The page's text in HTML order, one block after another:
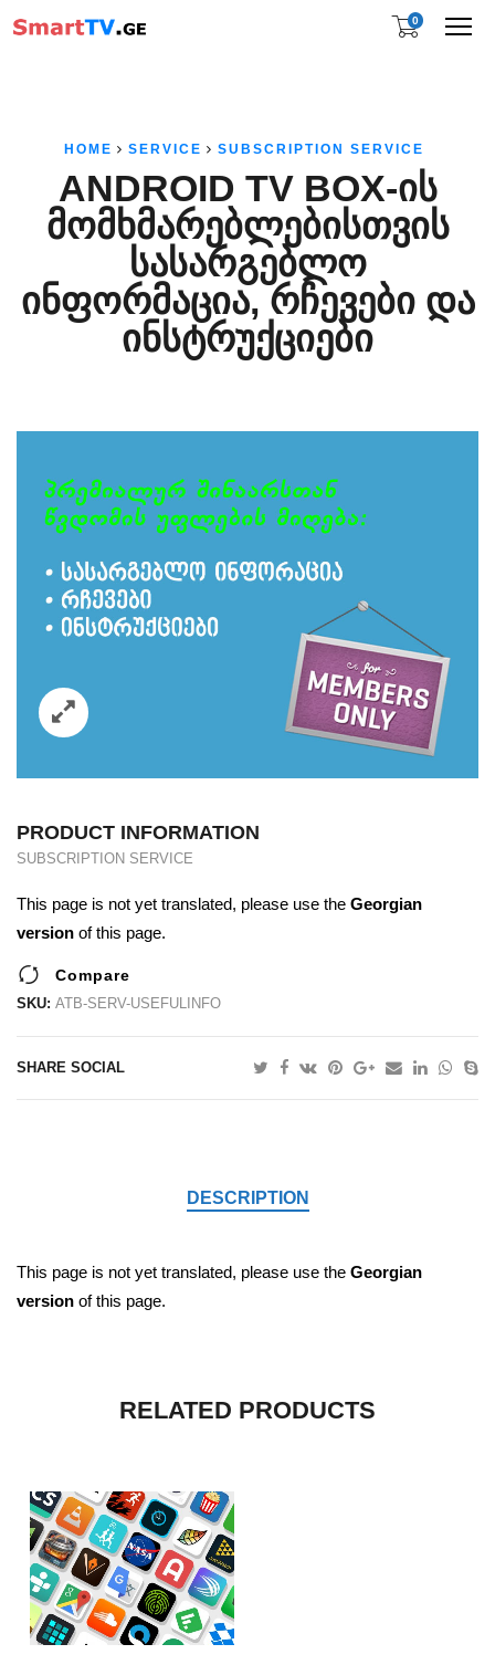
0
HOME SERVICE SUBSCRIPTION SERVICE
ANDROID TV BOX-ᲘᲡ
ᲛᲝᲛᲮᲛᲐᲠᲔᲑᲚᲔᲑᲘᲡᲗᲕᲘᲡ
ᲡᲐᲡᲐᲠᲒᲔᲑᲚᲝ
ᲘᲜᲤᲝᲠᲛᲐᲪᲘᲐ, ᲠᲩᲔᲕᲔᲑᲘ ᲓᲐ
ᲘᲜᲡᲢᲠᲣᲥᲪᲘᲔᲑᲘ
PRODUCT INFORMATION
SUBSCRIPTION SERVICE
This page is not yet translated, please use the Georgian
version of this page.
Compare
SKU: ATB-SERV-USEFULINFO
SHARE SOCIAL
DESCRIPTION
This page is not yet translated, please use the Georgian
version of this page.
RELATED PRODUCTS